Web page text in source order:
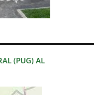
(PUG) AL